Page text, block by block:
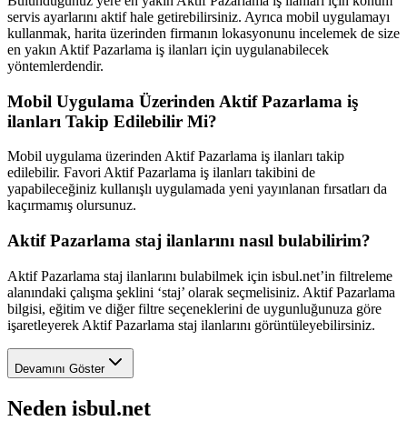
servis ayarlarını aktif hale getirebilirsiniz. Ayrıca mobil uygulamayı
kullanmak, harita üzerinden firmanın lokasyonunu incelemek de size
en yakın Aktif Pazarlama iş ilanları için uygulanabilecek
yöntemlerdendir.
Mobil Uygulama Üzerinden Aktif Pazarlama iş
ilanları Takip Edilebilir Mi?
Mobil uygulama üzerinden Aktif Pazarlama iş ilanları takip
edilebilir. Favori Aktif Pazarlama iş ilanları takibini de
yapabileceğiniz kullanışlı uygulamada yeni yayınlanan fırsatları da
kaçırmamış olursunuz.
Aktif Pazarlama staj ilanlarını nasıl bulabilirim?
Aktif Pazarlama staj ilanlarını bulabilmek için isbul.net’in filtreleme
alanındaki çalışma şeklini ‘staj’ olarak seçmelisiniz. Aktif Pazarlama
bilgisi, eğitim ve diğer filtre seçeneklerini de uygunluğunuza göre
işaretleyerek Aktif Pazarlama staj ilanlarını görüntüleyebilirsiniz.
Devamını Göster
Neden isbul.net